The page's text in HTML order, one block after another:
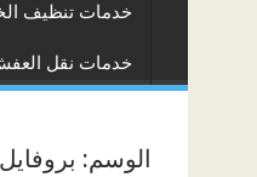
خدمات تنظيف
خدمات نقل
الوسم: